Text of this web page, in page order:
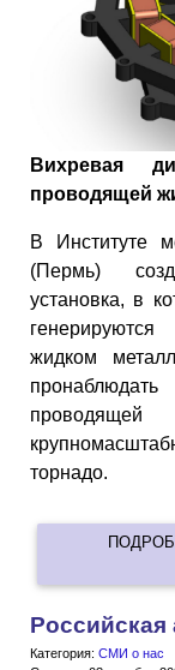
Вихревая
проводящей
В Институте
(Пермь)
установка, в
жидком
торнадо.
Российская
Категория: СМИ о нас